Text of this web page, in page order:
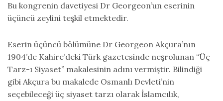
Bu kongrenin davetiyesi Dr Georgeon’un eserinin
üçüncü zeylini teşkil etmektedir.
Eserin üçüncü bölümüne Dr Georgeon Akçura’nın
1904’de Kahire’deki Türk gazetesinde neşrolunan “Üç
Tarz-ı Siyaset” makalesinin adını vermiştir. Bilindiği
gibi Akçura bu makalede Osmanlı Devleti’nin
seçebileceği üç siyaset tarzı olarak İslamcılık,